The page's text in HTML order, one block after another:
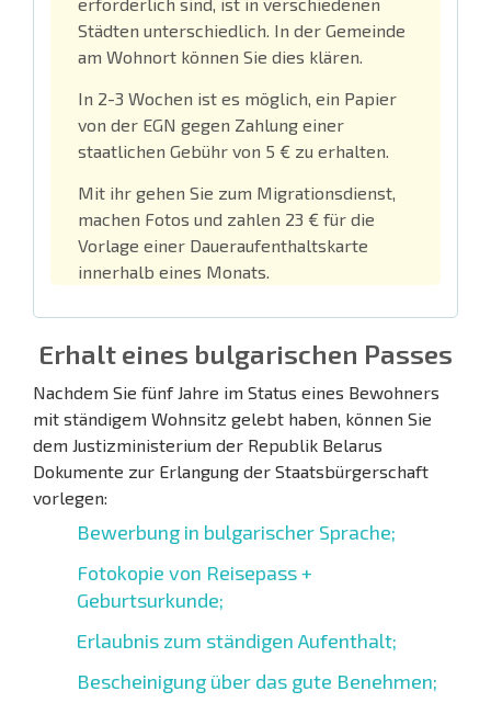
Städten unterschiedlich. In der Gemeinde
am Wohnort können Sie dies klären.
In 2-3 Wochen ist es möglich, ein Papier
von der EGN gegen Zahlung einer
staatlichen Gebühr von 5 € zu erhalten.
Mit ihr gehen Sie zum Migrationsdienst,
machen Fotos und zahlen 23 € für die
Vorlage einer Daueraufenthaltskarte
innerhalb eines Monats.
Erhalt eines bulgarischen Passes
Nachdem Sie fünf Jahre im Status eines Bewohners
mit ständigem Wohnsitz gelebt haben, können Sie
dem Justizministerium der Republik Belarus
Dokumente zur Erlangung der Staatsbürgerschaft
vorlegen:
Bewerbung in bulgarischer Sprache;
Fotokopie von Reisepass +
Geburtsurkunde;
Erlaubnis zum ständigen Aufenthalt;
Bescheinigung über das gute Benehmen;